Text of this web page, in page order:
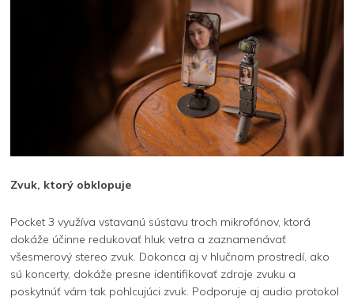
Zvuk, ktorý obklopuje
Pocket 3 využíva vstavanú sústavu troch mikrofónov, ktorá
dokáže účinne redukovať hluk vetra a zaznamenávať
všesmerový stereo zvuk. Dokonca aj v hlučnom prostredí, ako
sú koncerty, dokáže presne identifikovať zdroje zvuku a
poskytnúť vám tak pohlcujúci zvuk. Podporuje aj audio protokol